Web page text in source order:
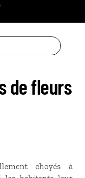
de fleurs
choyés à